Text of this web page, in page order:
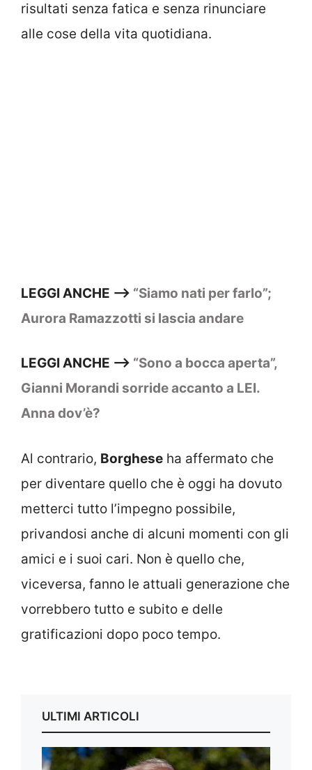
risultati senza fatica e senza rinunciare
alle cose della vita quotidiana.
LEGGI ANCHE –> “Siamo nati per farlo”;
Aurora Ramazzotti si lascia andare
LEGGI ANCHE –> “Sono a bocca aperta”,
Gianni Morandi sorride accanto a LEI.
Anna dov’è?
Al contrario, Borghese ha affermato che
per diventare quello che è oggi ha dovuto
metterci tutto l’impegno possibile,
privandosi anche di alcuni momenti con gli
amici e i suoi cari. Non è quello che,
viceversa, fanno le attuali generazione che
vorrebbero tutto e subito e delle
gratificazioni dopo poco tempo.
ULTIMI ARTICOLI